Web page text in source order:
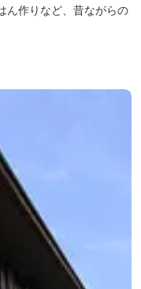
ん作りなど、昔ながらの